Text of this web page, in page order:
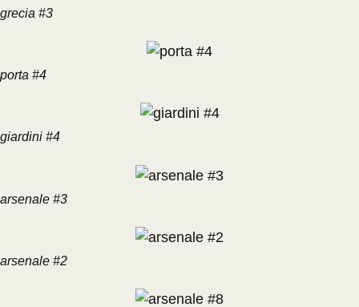
grecia #3
porta #4
giardini #4
arsenale #3
arsenale #2